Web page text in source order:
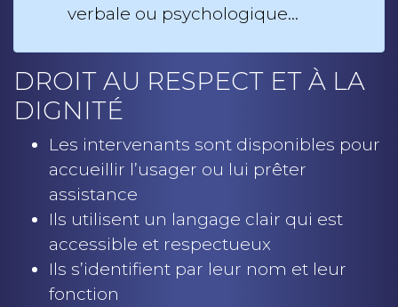
verbale ou psychologique…
DROIT AU RESPECT ET À LA
DIGNITÉ
Les intervenants sont disponibles pour
accueillir l’usager ou lui prêter
assistance
Ils utilisent un langage clair qui est
accessible et respectueux
Ils s’identifient par leur nom et leur
fonction